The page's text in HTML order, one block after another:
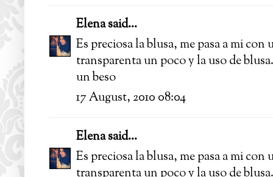
Elenasaid...
Es preciosa la blusa, me pasa a mi
transparenta un poco y la uso de
un beso
17 August, 2010 08:04
Elenasaid...
Es preciosa la blusa, me pasa a mi